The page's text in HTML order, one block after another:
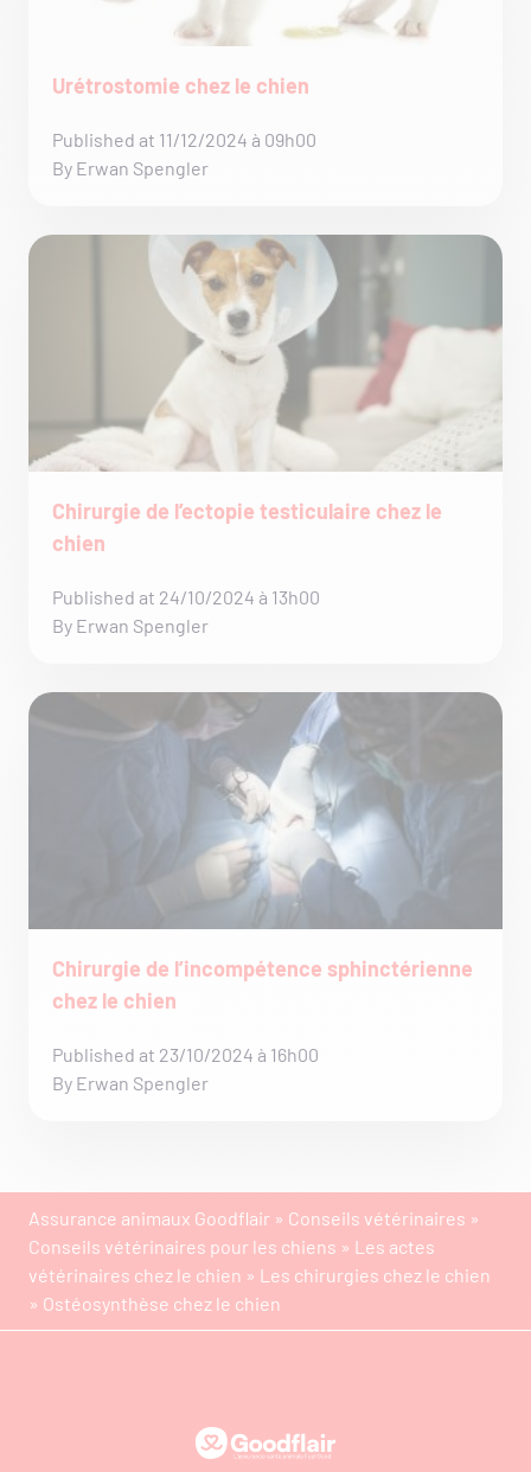
Urétrostomie chez le chien
Published at 11/12/2024 à 09h00
By Erwan Spengler
Chirurgie de l’ectopie testiculaire chez le
chien
Published at 24/10/2024 à 13h00
By Erwan Spengler
Chirurgie de l’incompétence sphinctérienne
chez le chien
Published at 23/10/2024 à 16h00
By Erwan Spengler
Assurance animaux Goodflair » Conseils vétérinaires »
Conseils vétérinaires pour les chiens » Les actes
vétérinaires chez le chien » Les chirurgies chez le chien
» Ostéosynthèse chez le chien
Goodflair